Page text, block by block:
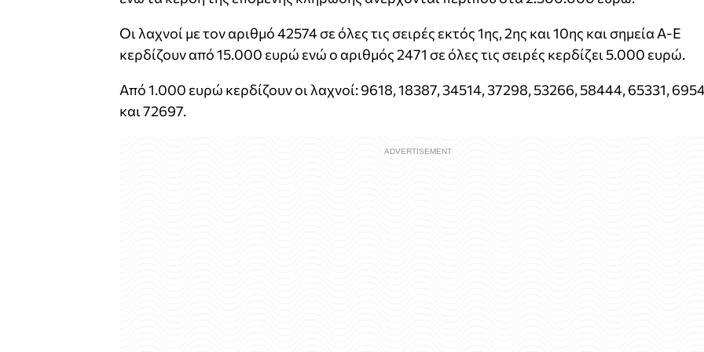
Οι λαχνοί με τον αριθμό 42574 σε όλες τις σειρές εκτός 1ης, 2ης και 10ης και σημεία Α-Ε
κερδίζουν από 15.000 ευρώ ενώ ο αριθμός 2471 σε όλες τις σειρές κερδίζει 5.000 ευρώ.
Από 1.000 ευρώ κερδίζουν οι λαχνοί: 9618, 18387, 34514, 37298, 53266, 58444, 65331,
και 72697.